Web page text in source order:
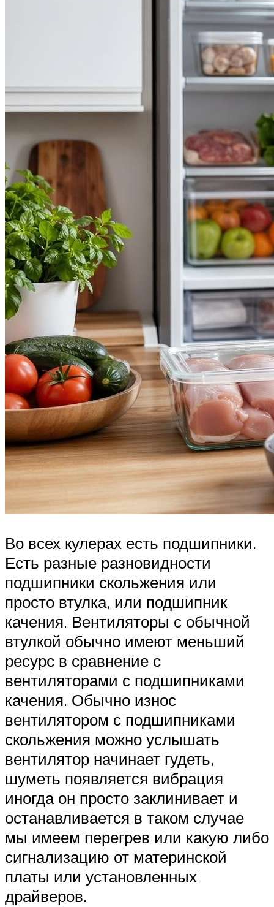
Во всех кулерах есть подшипники.
Есть разные разновидности
подшипники скольжения или
просто втулка, или подшипник
качения. Вентиляторы с обычной
втулкой обычно имеют меньший
ресурс в сравнение с
вентиляторами с подшипниками
качения. Обычно износ
вентилятором с подшипниками
скольжения можно услышать
вентилятор начинает гудеть,
шуметь появляется вибрация
иногда он просто заклинивает и
останавливается в таком случае
мы имеем перегрев или какую либо
сигнализацию от материнской
платы или установленных
драйверов.